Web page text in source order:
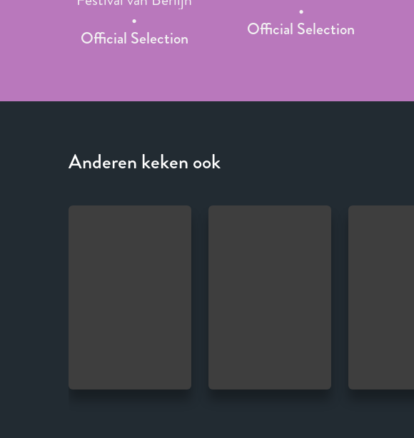
Official Selection
Official Selection